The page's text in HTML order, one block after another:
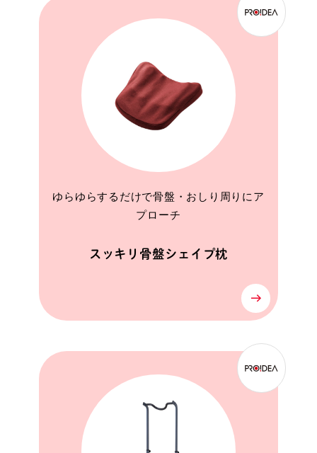
ゆらゆらするだけで骨盤・おしり周りにア
プローチ
スッキリ骨盤シェイプ枕